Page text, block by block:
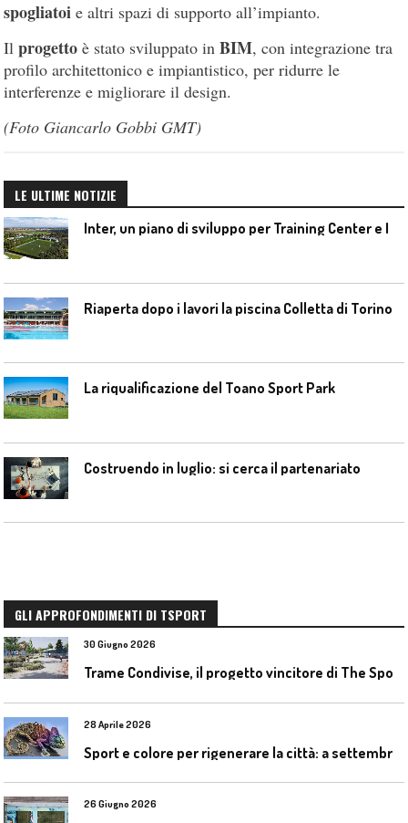
spogliatoi e altri spazi di supporto all’impianto.
Ilprogetto è stato sviluppato inBIM, con integrazione tra
profilo architettonico e impiantistico, per ridurre le
interferenze e migliorare il design.
(Foto Giancarlo Gobbi GMT)
LE ULTIME NOTIZIE
Riaperta dopo i lavori la piscina Colletta di Torino
La riqualificazione del Toano Sport Park
Costruendo in luglio: si cerca il partenariato
GLI APPROFONDIMENTI DI TSPORT
30 Giugno 2026
28 Aprile 2026
26 Giugno 2026